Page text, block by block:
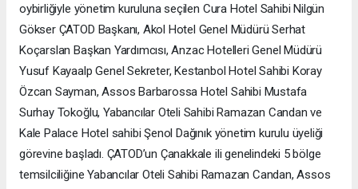
oybirliğiyle yönetim kuruluna seçilen Cura Hotel Sahibi Nilgün
Gökser ÇATOD Başkanı, Akol Hotel Genel Müdürü Serhat
Koçarslan Başkan Yardımcısı, Anzac Hotelleri Genel Müdürü
Yusuf Kayaalp Genel Sekreter, Kestanbol Hotel Sahibi Koray
Özcan Sayman, Assos Barbarossa Hotel Sahibi Mustafa
Surhay Tokoğlu, Yabancılar Oteli Sahibi Ramazan Candan ve
Kale Palace Hotel sahibi Şenol Dağınık yönetim kurulu üyeliği
görevine başladı. ÇATOD’un Çanakkale ili genelindeki 5 bölge
temsilciliğine Yabancılar Oteli Sahibi Ramazan Candan, Assos